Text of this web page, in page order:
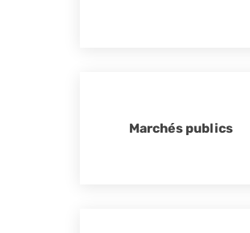
Marchés publics